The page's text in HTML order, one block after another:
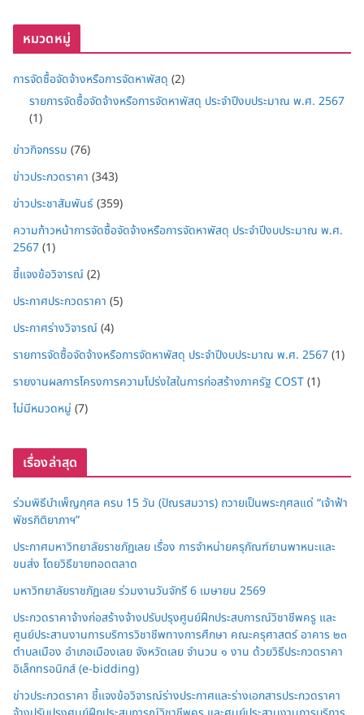
หมวดหมู่
การจัดซื้อจัดจ้างหรือการจัดหาพัสดุ (2)
รายการจัดซื้อจัดจ้างหรือการจัดหาพัสดุ ประจำปีงบประมาณ พ.ศ. 2567
(1)
ข่าวกิจกรรม (76)
ข่าวประกวดราคา (343)
ข่าวประชาสัมพันธ์(359)
ความก้าวหน้าการจัดซื้อจัดจ้างหรือการจัดหาพัสดุ ประจำปีงบประมาณ พ.ศ.
2567(1)
ชี้แจงข้อวิจารณ์(2)
ประกาศประกวดราคา (5)
ประกาศร่างวิจารณ์(4)
รายการจัดซื้อจัดจ้างหรือการจัดหาพัสดุ ประจำปีงบประมาณ พ.ศ. 2567(1)
รายงานผลการโครงการความโปร่งใสในการก่อสร้างภาครัฐ COST(1)
ไม่มีหมวดหมู่ (7)
เรื่องล่าสุด
ร่วมพิธีบำเพ็ญกุศล ครบ 15 วัน (ปัณรสมวาร) ถวายเป็นพระกุศลแด่ “เจ้าฟ้า
พัชรกิติยาภาฯ”
ประกาศมหาวิทยาลัยราชภัฏเลย เรื่อง การจำหน่ายครุภัณฑ์ยานพาหนะและ
ขนส่ง โดยวิธีขายทอดตลาด
มหาวิทยาลัยราชภัฏเลย ร่วมงานวันจักรี 6 เมษายน 2569
ประกวดราคาจ้างก่อสร้างจ้างปรับปรุงศูนย์ฝึกประสบการณ์วิชาชีพครู และ
ศูนย์ประสานงานการบริการวิชาชีพทางการศึกษา คณะครุศาสตร์ อาคาร ๒๓
ตำบลเมือง อำเภอเมืองเลย จังหวัดเลย จำนวน ๑ งาน ด้วยวิธีประกวดราคา
อิเล็กทรอนิกส์ (e-bidding)
ข่าวประกวดราคา ชี้แจงข้อวิจารณ์ร่างประกาศและร่างเอกสารประกวดราคา